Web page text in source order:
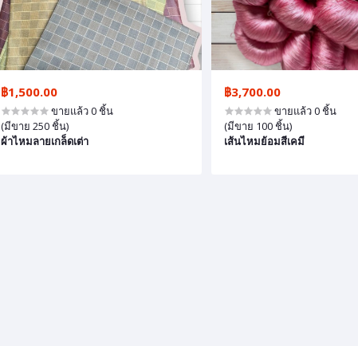
฿1,500.00
ขายแล้ว 0 ชิ้น
(มีขาย 250 ชิ้น)
ผ้าไหมลายเกล็ดเต่า
฿3,700.00
ขายแล้ว 0 ชิ้น
(มีขาย 100 ชิ้น)
เส้นไหมย้อมสีเคมี